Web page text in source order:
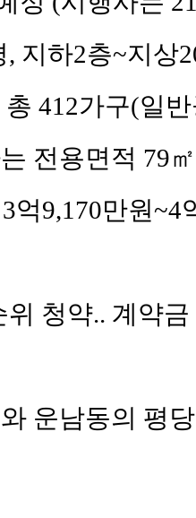
, 지하2층~지
총 412가구(일
는 전용면적 79
억9,170만원~4
위 청약.. 계약
와 운남동의 평